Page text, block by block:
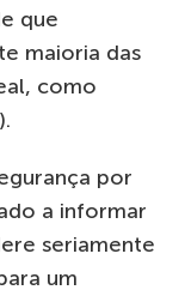
que
maioria das
como
por
a informar
seriamente
um